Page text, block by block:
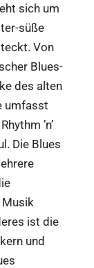
sich um
süße
Von
Blues-
des alten
umfasst
’n’
Die Blues
ist die
und